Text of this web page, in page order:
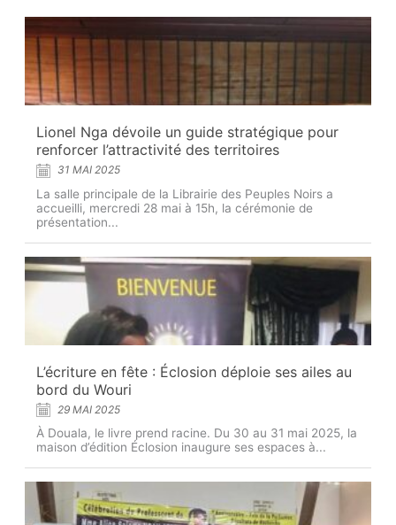
Lionel Nga dévoile un guide stratégique pour
renforcer l’attractivité des territoires
31 MAI 2025
La salle principale de la Librairie des Peuples Noirs a
accueilli, mercredi 28 mai à 15h, la cérémonie de
présentation...
L’écriture en fête : Éclosion déploie ses ailes au
bord du Wouri
29 MAI 2025
À Douala, le livre prend racine. Du 30 au 31 mai 2025, la
maison d’édition Éclosion inaugure ses espaces à...